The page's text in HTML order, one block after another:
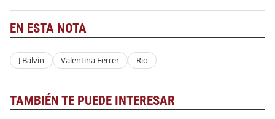
EN ESTA NOTA
J Balvin Valentina Ferrer Rio
TAMBIÉN TE PUEDE INTERESAR